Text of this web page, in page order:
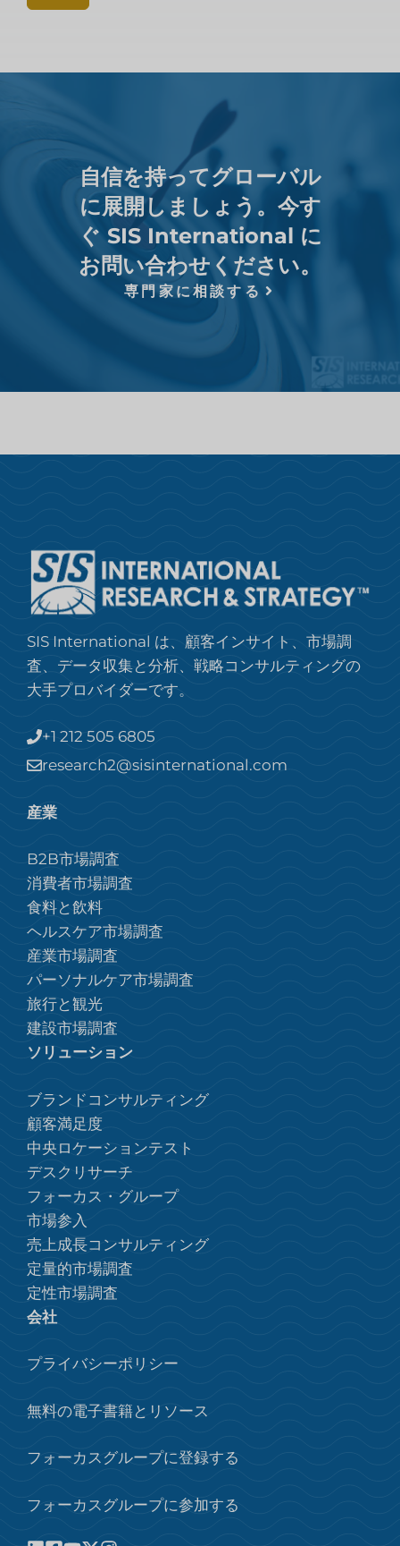
自信を持ってグローバル
に展開しましょう。今す
ぐ SIS International に
お問い合わせください。
専門家に相談する
SIS International は、顧客インサイト、市場調
査、データ収集と分析、戦略コンサルティングの
大手プロバイダーです。
+1 212 505 6805
research2@sisinternational.com
産業
B2B市場調査
消費者市場調査
食料と飲料
ヘルスケア市場調査
産業市場調査
パーソナルケア市場調査
旅行と観光
建設市場調査
ソリューション
ブランドコンサルティング
顧客満足度
中央ロケーションテスト
デスクリサーチ
フォーカス・グループ
市場参入
売上成長コンサルティング
定量的市場調査
定性市場調査
会社
プライバシーポリシー
無料の電子書籍とリソース
フォーカスグループに登録する
フォーカスグループに参加する